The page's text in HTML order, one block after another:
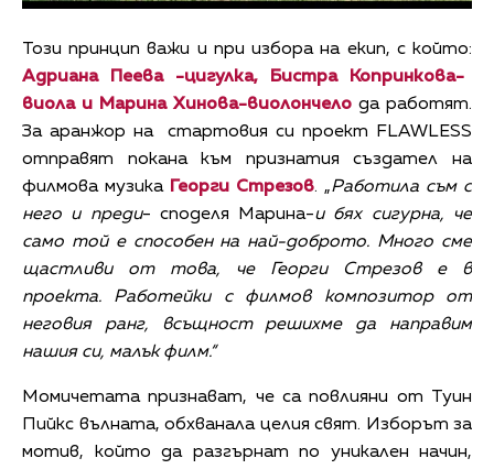
Този принцип важи и при избора на екип, с който:
Адриана Пеева -цигулка, Бистра Копринкова-
виола и Марина Хинова-виолончело да работят.
За аранжор на стартовия си проект FLAWLESS
отправят покана към признатия създател на
филмова музика Георги Стрезов. „Работила съм с
него и преди- споделя Марина-и бях сигурна, че
само той е способен на най-доброто. Много сме
щастливи от това, че Георги Стрезов е в
проекта. Работейки с филмов композитор от
неговия ранг, всъщност решихме да направим
нашия си, малък филм.“
Момичетата признават, че са повлияни от Туин
Пийкс вълната, обхванала целия свят. Изборът за
мотив, който да разгърнат по уникален начин,